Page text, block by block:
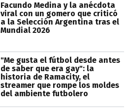
Facundo Medina y la anécdota
viral con un gomero que criticó
a la Selección Argentina tras el
Mundial 2026
"Me gusta el fútbol desde antes
de saber que era gay": la
historia de Ramacity, el
streamer que rompe los moldes
del ambiente futbolero